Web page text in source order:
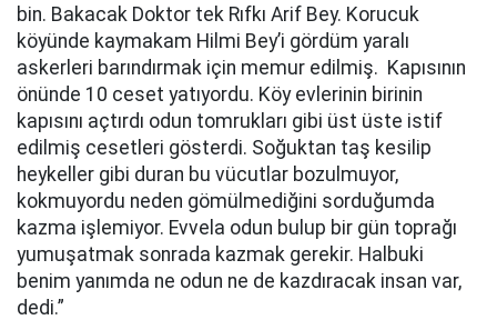
bin. Bakacak Doktor tek Rıfkı Arif Bey. Korucuk
köyünde kaymakam Hilmi Bey’i gördüm yaralı
askerleri barındırmak için memur edilmiş. Kapısının
önünde 10 ceset yatıyordu. Köy evlerinin birinin
kapısını açtırdı odun tomrukları gibi üst üste istif
edilmiş cesetleri gösterdi. Soğuktan taş kesilip
heykeller gibi duran bu vücutlar bozulmuyor,
kokmuyordu neden gömülmediğini sorduğumda
kazma işlemiyor. Evvela odun bulup bir gün toprağı
yumuşatmak sonrada kazmak gerekir. Halbuki
benim yanımda ne odun ne de kazdıracak insan var,
dedi.”